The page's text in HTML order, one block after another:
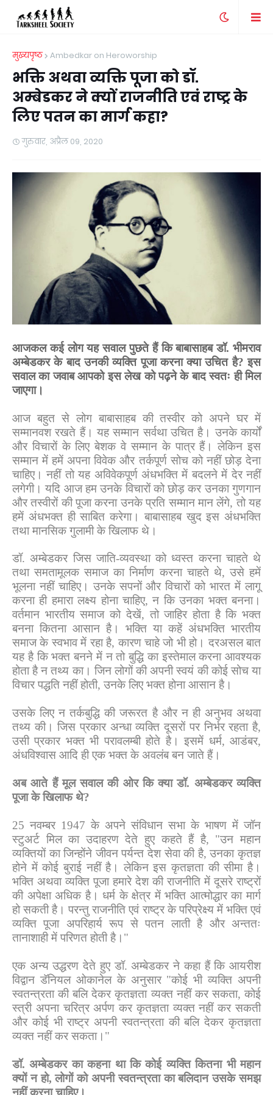
मुख्यपृष्ठ Ambedkar on Heroworship
भक्ति अथवा व्यक्ति पूजा को डॉ.
अम्बेडकर ने क्यों राजनीति एवं राष्ट्र के
लिए पतन का मार्ग कहा?
गुरुवार, अप्रैल 09, 2020
आजकल कई लोग यह सवाल पुछते हैं कि बाबासाहब डॉ. भीमराव
अम्बेडकर के बाद उनकी व्यक्ति पूजा करना क्या उचित है? इस
सवाल का जवाब आपको इस लेख को पढ़ने के बाद स्वतः ही मिल
जाएगा।
आज बहुत से लोग बाबासाहब की तस्वीर को अपने घर में
सम्मानवश रखते हैं। यह सम्मान सर्वथा उचित है। उनके कार्यों
और विचारों के लिए बेशक वे सम्मान के पात्र हैं। लेकिन इस
सम्मान में हमें अपना विवेक और तर्कपूर्ण सोच को नहीं छोड़ देना
चाहिए। नहीं तो यह अविवेकपूर्ण अंधभक्ति में बदलने में देर नहीं
लगेगी। यदि आज हम उनके विचारों को छोड़ कर उनका गुणगान
और तस्वीरों की पूजा करना उनके प्रति सम्मान मान लेंगे, तो यह
हमें अंधभक्त ही साबित करेगा। बाबासाहब खुद इस अंधभक्ति
तथा मानसिक गुलामी के खिलाफ थे।
डॉ. अम्बेडकर जिस जाति-व्यवस्था को ध्वस्त करना चाहते थे
तथा समतामूलक समाज का निर्माण करना चाहते थे, उसे हमें
भूलना नहीं चाहिए। उनके सपनों और विचारों को भारत में लागू
करना ही हमारा लक्ष्य होना चाहिए, न कि उनका भक्त बनना।
वर्तमान भारतीय समाज को देखें, तो जाहिर होता है कि भक्त
बनना कितना आसान है। भक्ति या कहें अंधभक्ति भारतीय
समाज के स्वभाव में रहा है, कारण चाहे जो भी हो। दरअसल बात
यह है कि भक्त बनने में न तो बुद्धि का इस्तेमाल करना आवश्यक
होता है न तथ्य का। जिन लोगों की अपनी स्वयं की कोई सोच या
विचार पद्धति नहीं होती, उनके लिए भक्त होना आसान है।
उसके लिए न तर्कबुद्धि की जरूरत है और न ही अनुभव अथवा
तथ्य की। जिस प्रकार अन्धा व्यक्ति दूसरों पर निर्भर रहता है,
उसी प्रकार भक्त भी परावलम्बी होते है। इसमें धर्म, आडंबर,
अंधविश्वास आदि ही एक भक्त के अवलंब बन जाते हैं।
अब आते हैं मूल सवाल की ओर कि क्या डॉ. अम्बेडकर व्यक्ति
पूजा के खिलाफ थे?
25 नवम्बर 1947 के अपने संविधान सभा के भाषण में जॉन
स्टुअर्ट मिल का उदाहरण देते हुए कहते हैं है, "उन महान
व्यक्तियों का जिन्होंने जीवन पर्यन्त देश सेवा की है,उनका कृतज्ञ
होने में कोई बुराई नहीं है। लेकिन इस कृतज्ञता की सीमा है।
भक्ति अथवा व्यक्ति पूजा हमारे देश की राजनीति में दूसरे राष्ट्रों
की अपेक्षा अधिक है। धर्म के क्षेत्र में भक्ति आत्मोद्धार का मार्ग
हो सकती है। परन्तु राजनीति एवं राष्ट्र के परिप्रेक्ष्य में भक्ति एवं
व्यक्ति पूजा अपरिहार्य रूप से पतन लाती है और अन्ततः
तानाशाही में परिणत होती है।"
एक अन्य उद्धरण देते हुए डॉ. अम्बेडकर ने कहा हैं कि आयरीश
विद्वान डॅनियल ओकानेल के अनुसार "कोई भी व्यक्ति अपनी
स्वतन्त्रता की बलि देकर कृतज्ञता व्यक्त नहीं कर सकता,कोई
स्त्री अपना चरित्र अर्पण कर कृतज्ञता व्यक्त नहीं कर सकती
और कोई भी राष्ट्र अपनी स्वतन्त्रता की बलि देकर कृतज्ञता
व्यक्त नहीं कर सकता।"
डॉ. अम्बेडकर का कहना था कि कोई व्यक्ति कितना भी महान
क्यों न हो, लोगों को अपनी स्वतन्त्रता का बलिदान उसके समझ
नहीं करना चाहिए।